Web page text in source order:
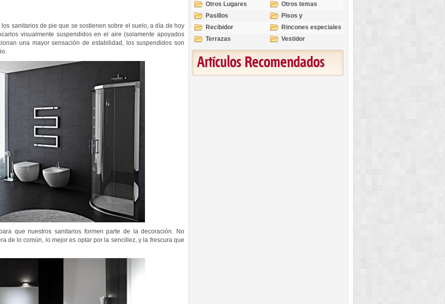
sanitarios de pie que se sostienen sobre el suelo, a día de hoy
visualmente suspendidos en el aire (solamente apoyados
una mayor sensación de estabilidad, los suspendidos son
que nuestros sanitarios formen parte de la decoración. No
de lo común, lo mejor es optar por la sencillez, y la frescura que
Otros Lugares
Otros temas
Pasillos
Pisos y
revestimientos
Recibidor
Rincones especiales
Terrazas
Vestidor
Artículos Recomendados